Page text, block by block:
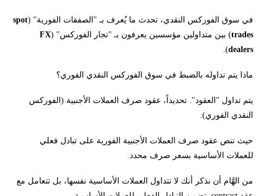
في سوق الفوركس النقدي، تحدث ما يُعرف بـ "الصفقات الفورية" (spot
trades) بين متداولين مؤسسين يعرفون بـ "تجار الفوركس" (FX
dealers
).
ماذا يتم تداوله بالضبط في سوق الفوركس النقدي الفوري؟
يتم تداول "العقود". تحديداً، عقود صرف العملات الأجنبية (الفوركس
النقدي الفوري).
حيث تنص عقود صرف العملات الأجنبية الفورية على تبادل فعلي
للعملات الأساسية بسعر صرف محدد.
من الهَّام أن نذكر أنك لا تتداول العملات الأساسية نفسها، بل تتعامل مع